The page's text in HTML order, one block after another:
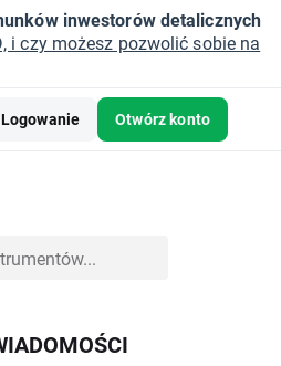
inwestorów detalicznych
i czy możesz pozwolić sobie na
Logowanie Otwórz konto